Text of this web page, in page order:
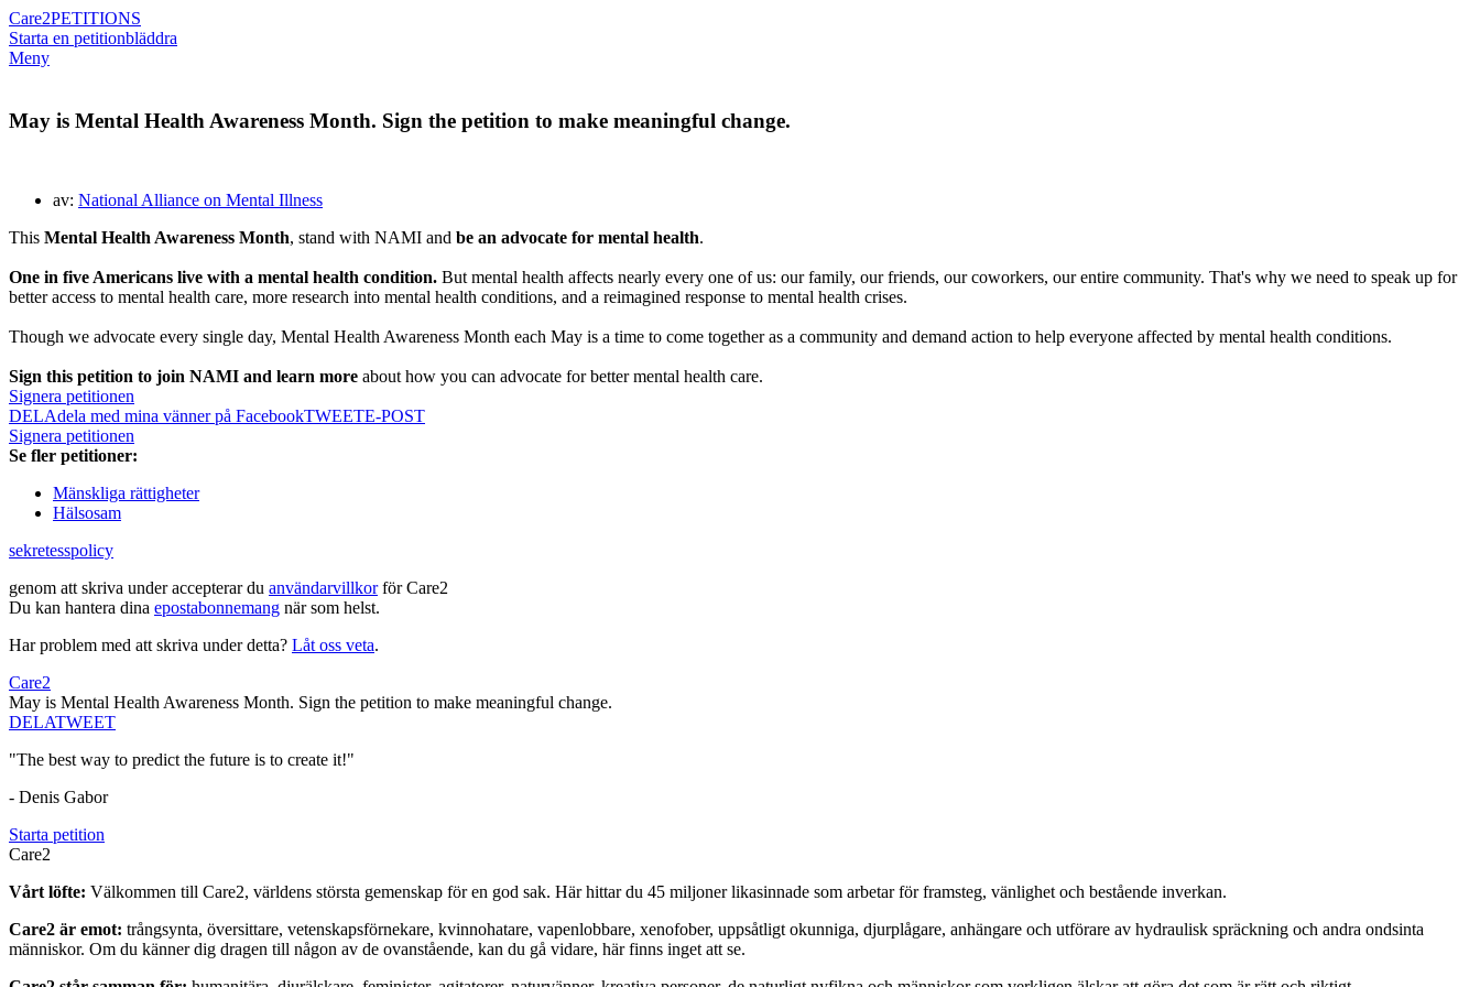
Care2PETITIONS
Starta en petitionbläddra
Meny
May is Mental Health Awareness Month. Sign the petition to make meaningful change.
av: National Alliance on Mental Illness
This Mental Health Awareness Month, stand with NAMI and be an advocate for mental health.
One in five Americans live with a mental health condition. But mental health affects nearly every one of us: our family, our friends, our coworkers, our entire community. That's why we need to speak up for
better access to mental health care, more research into mental health conditions, and a reimagined response to mental health crises.
Though we advocate every single day, Mental Health Awareness Month each May is a time to come together as a community and demand action to help everyone affected by mental health conditions.
Sign this petition to join NAMI and learn more about how you can advocate for better mental health care.
Signera petitionen
DELAdela med mina vänner på FacebookTWEETE-POST
Signera petitionen
Se fler petitioner:
Mänskliga rättigheter
Hälsosam
sekretesspolicy
genom att skriva under accepterar du användarvillkorför Care2
Du kan hantera dina epostabonnemang när som helst.
Har problem med att skriva under detta? Låt oss veta.
Care2
May is Mental Health Awareness Month. Sign the petition to make meaningful change.
DELATWEET
"The best way to predict the future is to create it!"
- Denis Gabor
Starta petition
Care2
Vårt löfte: Välkommen till Care2, världens största gemenskap för en god sak. Här hittar du 45 miljoner likasinnade som arbetar för framsteg, vänlighet och bestående inverkan.
Care2 är emot: trångsynta, översittare, vetenskapsförnekare, kvinnohatare, vapenlobbare, xenofober, uppsåtligt okunniga, djurplågare, anhängare och utförare av hydraulisk spräckning och andra ondsinta
människor. Om du känner dig dragen till någon av de ovanstående, kan du gå vidare, här finns inget att se.